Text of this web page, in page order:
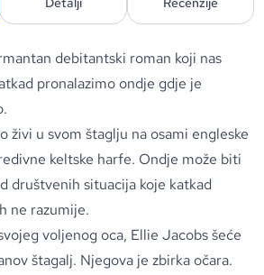
debitantski roman koji nas
pronalazimo ondje gdje je
živi u svom štaglju na osami engleske
keltske harfe. Ondje može biti
društvenih situacija koje katkad
ne razumije.
voljenog oca, Ellie Jacobs šeće
štagalj. Njegova je zbirka očara.